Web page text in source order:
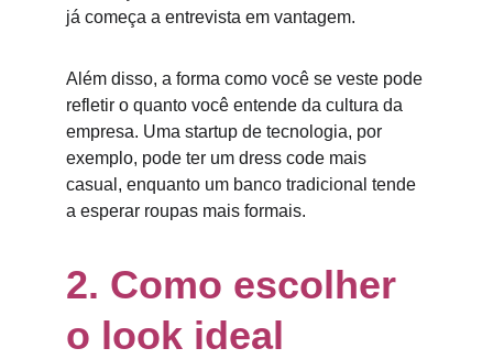
já começa a entrevista em vantagem.
Além disso, a forma como você se veste pode
refletir o quanto você entende da cultura da
empresa. Uma startup de tecnologia, por
exemplo, pode ter um dress code mais
casual, enquanto um banco tradicional tende
a esperar roupas mais formais.
2. Como escolher
o look ideal